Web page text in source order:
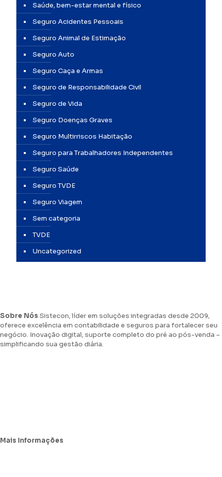
Saúde, bem-estar mental e físico
Seguro Acidentes Pessoais
Seguro Animal de Estimação
Seguro Auto
Seguro Caça e Armas
Seguro de Responsabilidade Civil
Seguro de Vida
Seguro Doenças Graves
Seguro Multirriscos Habitação
Seguro para Trabalhadores Independentes
Seguro Saúde
Seguro TVDE
Seguro Viagem
Sem categoria
TVDE
Uncategorized
Sobre Nós Sistecon, líder em soluções integradas desde 2009,
oferece excelência em contabilidade e seguros para fortalecer seu
negócio. Inovação digital, suporte completo do pré ao pós-venda –
simplificando sua gestão diária.
Mais Informações